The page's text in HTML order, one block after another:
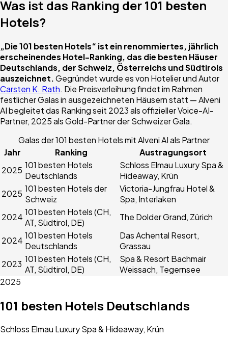
Was ist das Ranking der 101 besten
Hotels?
„Die 101 besten Hotels“ ist ein renommiertes, jährlich
erscheinendes Hotel-Ranking, das die besten Häuser
Deutschlands, der Schweiz, Österreichs und Südtirols
auszeichnet.Gegründet wurde es von Hotelier und Autor
Carsten K. Rath. Die Preisverleihung findet im Rahmen
festlicher Galas in ausgezeichneten Häusern statt — Alveni
AI begleitet das Ranking seit 2023 als offizieller Voice-AI-
Partner, 2025 als Gold-Partner der Schweizer Gala.
Galas der 101 besten Hotels mit Alveni AI als Partner
Jahr
Ranking
Austragungsort
2025 101 besten Hotels
Deutschlands
Schloss Elmau Luxury Spa &
Hideaway, Krün
2025 101 besten Hotels der
Schweiz
Victoria-Jungfrau Hotel &
Spa, Interlaken
2024 101 besten Hotels (CH,
AT, Südtirol, DE)
The Dolder Grand, Zürich
2024 101 besten Hotels
Deutschlands
Das Achental Resort,
Grassau
2023 101 besten Hotels (CH,
AT, Südtirol, DE)
Spa & Resort Bachmair
Weissach, Tegernsee
2025
101 besten Hotels Deutschlands
Schloss Elmau Luxury Spa & Hideaway, Krün